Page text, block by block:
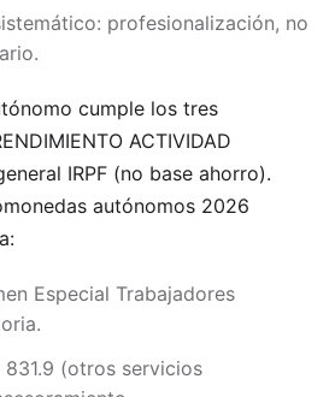
profesionalización, no
cumple los tres
ACTIVIDAD
IRPF (no base ahorro).
autónomos 2026
Especial Trabajadores
(otros servicios